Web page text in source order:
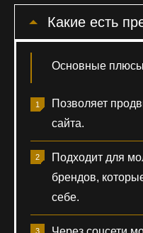
Какие есть
Основные плюсы
Позволяет
сайта.
Подходит для
брендов,
себе.